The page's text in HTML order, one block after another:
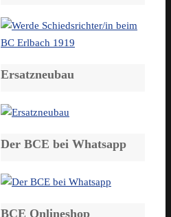
Ersatzneubau
Der BCE bei Whatsapp
BCE Onlineshop